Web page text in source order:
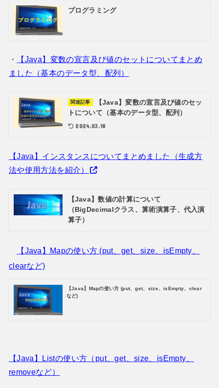
プログラミング
・
【Java】変数の宣言及び値のセットについてまとめ
ました（基本のデータ型、配列）
関連記事
【Java】変数の宣言及び値のセッ
トについて（基本のデータ型、配列）
2024.03.18
【Java】インスタンスについてまとめました（生成方
法や使用方法を紹介）
【Java】数値の計算について
（BigDecimalクラス、算術演算子、代入演
算子）
【Java】Mapの使い方 (put、get、size、isEmpty、
clearなど)
【Java】Mapの使い方 (put、get、size、isEmpty、clear
など)
【Java】Listの使い方（put、get、size、isEmpty、
removeなど）